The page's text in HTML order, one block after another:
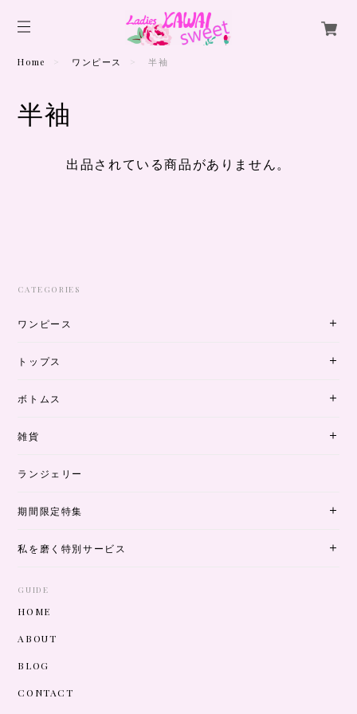
Home ワンピース 半袖
半袖
出品されている商品がありません。
CATEGORIES
ワンピース
トップス
ボトムス
雑貨
ランジェリー
期間限定特集
私を磨く特別サービス
GUIDE
HOME
ABOUT
BLOG
CONTACT